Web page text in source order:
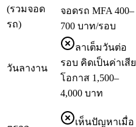
(รวมจอด
รถ)
จอดรถ MFA 400–
700 บาท/รอบ
วันลางาน
ลาเต็มวันต่อ
รอบ คิดเป็นค่าเสีย
โอกาส 1,500–
4,000 บาท
เห็นปัญหาเมื่อ